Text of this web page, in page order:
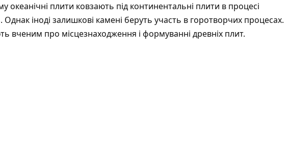
океанічні плити ковзають під континентальні плити в процесі
Однак іноді залишкові камені беруть участь в горотворчих процесах.
вченим про місцезнаходження і формуванні древніх плит.